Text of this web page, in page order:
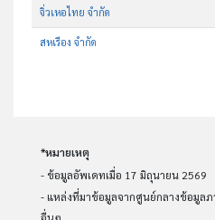
จิ่วเหอไทย จำกัด
สหเรือง จำกัด
*หมายเหตุ
- ข้อมูลอัพเดทเมื่อ 17 มิถุนายน 2569
- แหล่งที่มาข้อมูลจากศูนย์กลางข้อมูล
อื่นๆ